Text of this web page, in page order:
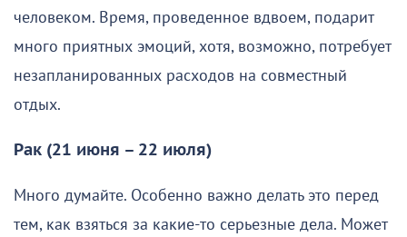
человеком. Время, проведенное вдвоем, подарит
много приятных эмоций, хотя, возможно, потребует
незапланированных расходов на совместный
отдых.
Рак (21 июня – 22 июля)
Много думайте. Особенно важно делать это перед
тем, как взяться за какие-то серьезные дела. Может